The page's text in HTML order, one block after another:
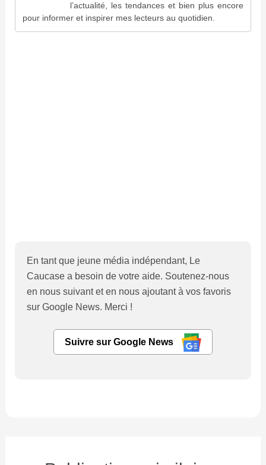
l’actualité, les tendances et bien plus encore
pour informer et inspirer mes lecteurs au quotidien.
En tant que jeune média indépendant, Le
Caucase a besoin de votre aide. Soutenez-nous
en nous suivant et en nous ajoutant à vos favoris
sur Google News. Merci !
Suivre sur Google News